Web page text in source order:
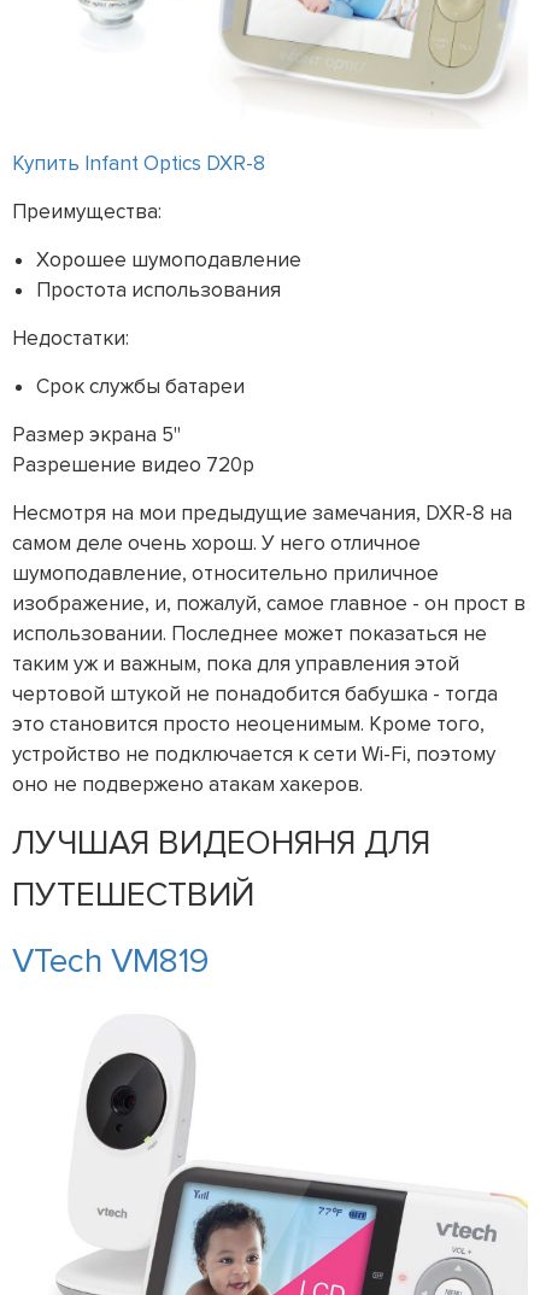
Купить Infant Optics DXR-8
Преимущества:
Хорошее шумоподавление
Простота использования
Недостатки:
Срок службы батареи
Размер экрана 5"
Разрешение видео 720p
Несмотря на мои предыдущие замечания, DXR-8 на
самом деле очень хорош. У него отличное
шумоподавление, относительно приличное
изображение, и, пожалуй, самое главное - он прост в
использовании. Последнее может показаться не
таким уж и важным, пока для управления этой
чертовой штукой не понадобится бабушка - тогда
это становится просто неоценимым. Кроме того,
устройство не подключается к сети Wi-Fi, поэтому
оно не подвержено атакам хакеров.
ЛУЧШАЯ ВИДЕОНЯНЯ ДЛЯ
ПУТЕШЕСТВИЙ
VTech VM819